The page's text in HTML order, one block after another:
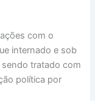
com o
internado e sob
tratado com
política por